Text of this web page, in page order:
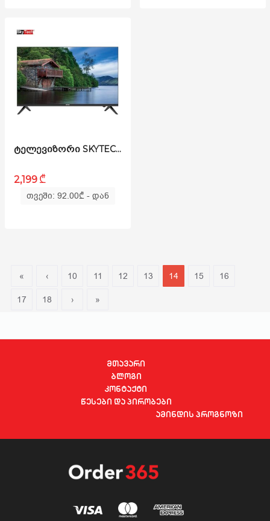
ᲢᲔᲚᲔᲕᲘᲖᲝᲠᲘ SKYTECH STV75N9100 75 INCH (190 ᲡᲛ) 4K SMART ANDROID QLED
2,199 ₾
თვეში: 92.00₾- დან
« ‹ 10 11 12 13 14 15 16
17 18 › »
მთავარი
ბლოგი
კონტაქტი
წესები და პირობები
ამინდის პროგნოზი